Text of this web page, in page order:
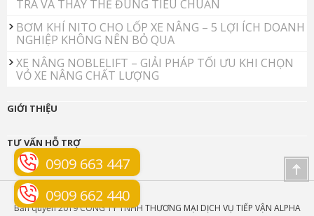
TRA VÀ THAY THẾ ĐÚNG TIÊU CHUẨN
BƠM KHÍ NITO CHO LỐP XE NÂNG – 5 LỢI ÍCH DOANH
NGHIỆP KHÔNG NÊN BỎ QUA
XE NÂNG NOBLELIFT – GIẢI PHÁP TỐI ƯU KHI CHỌN
VỎ XE NÂNG CHẤT LƯỢNG
GIỚI THIỆU
TƯ VẤN HỖ TRỢ
Bản quyền 2019 CÔNG TY TNHH THƯƠNG MẠI DỊCH VỤ TIẾP VẬN ALPHA
0909 663 447
0909 662 440